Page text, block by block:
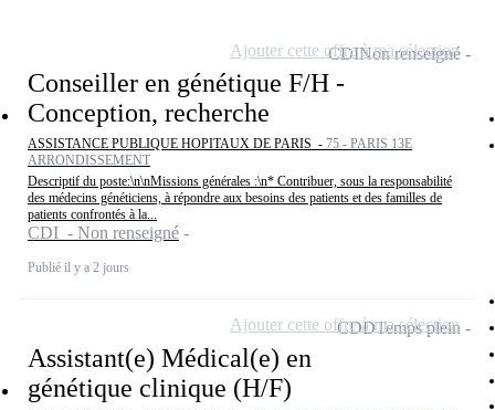
Conseiller en génétique F/H -
Conception, recherche
ASSISTANCE PUBLIQUE HOPITAUX DE PARIS - 75 - PARIS 13E
ARRONDISSEMENT
Descriptif du poste:\n\nMissions générales :\n* Contribuer, sous la responsabilité
des médecins généticiens, à répondre aux besoins des patients et des familles de
patients confrontés à la...
CDI - Non renseigné
Publié il y a 2 jours
CDINon renseigné
Ajouter cette offre à ma sélection
Assistant(e) Médical(e) en
génétique clinique (H/F)
CDDTemps plein
Ajouter cette offre à ma sélection